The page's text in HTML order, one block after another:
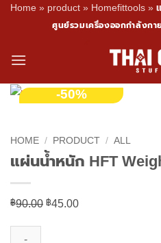
Home » product » Homefittools »
content
ศูนย์รวมเครื่องออกกำลังก
-50%
HOME / PRODUCT / ALL
แผ่นน้ำหนัก HFT
฿90.00 Original
฿45.00